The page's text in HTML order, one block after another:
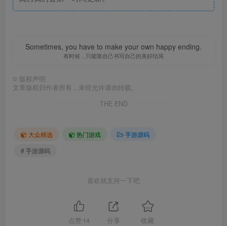
Sometimes, you have to make your own happy ending.
有时候，只能靠自己书写自己的美好结局
© 版权声明
文章版权归作者所有，未经允许请勿转载。
THE END
大众精选 热门游戏
手游源码
# 手游源码
喜欢就支持一下吧
点赞 14 分享 收藏